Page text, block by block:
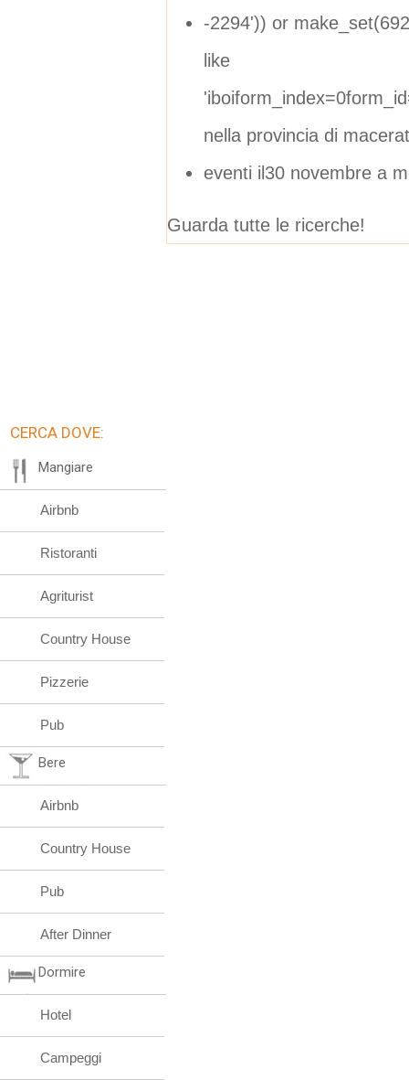
-2294')) or
like
nella provincia di
eventi il30 novembre a
Guarda tutte le ricerche!
CERCA DOVE:
Mangiare
Airbnb
Ristoranti
Agriturist
Country House
Pizzerie
Pub
Bere
Airbnb
Country House
Pub
After Dinner
Dormire
Hotel
Campeggi